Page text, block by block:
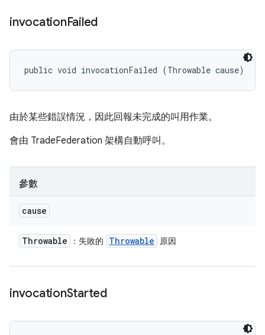
invocationFailed
public void invocationFailed (Throwable cause)
由於某些錯誤情況，因此回報未完成的叫用作業。
會由 TradeFederation 架構自動呼叫。
參數
cause
Throwable ：失敗的 Throwable 原因
invocationStarted